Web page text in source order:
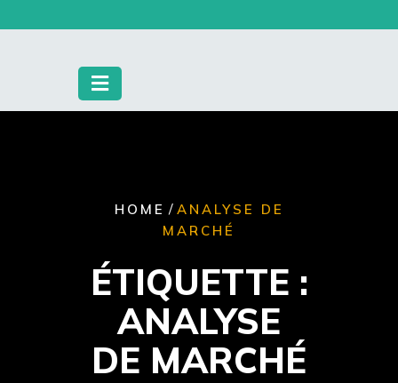
to
HOME / ANALYSE DE
MARCHÉ
ÉTIQUETTE :
ANALYSE
DE MARCHÉ